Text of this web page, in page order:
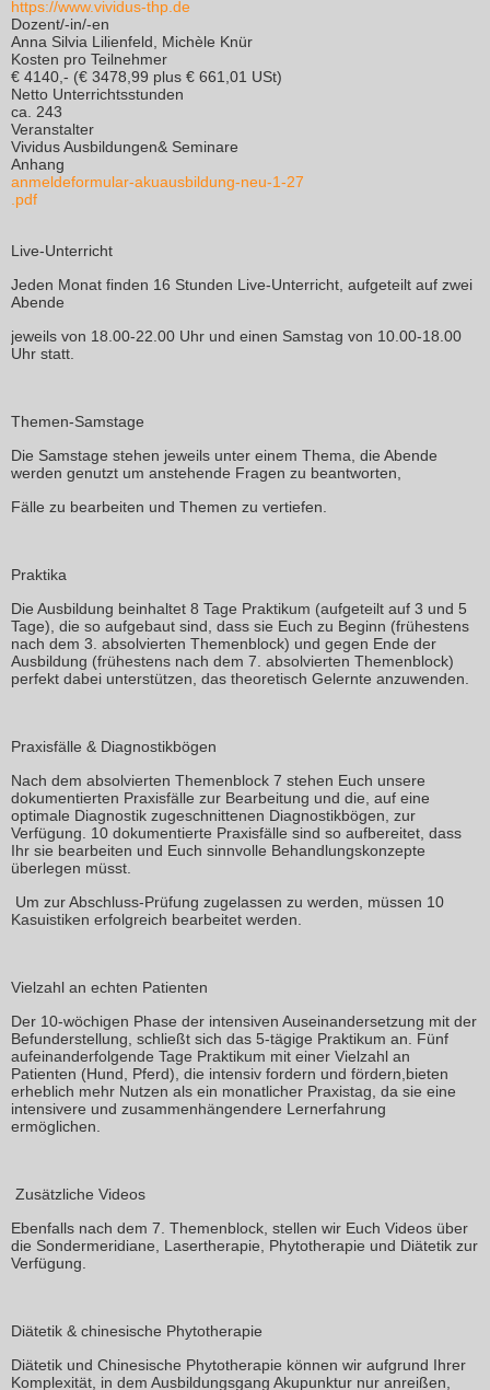
https://www.vividus-thp.de
Dozent/-in/-en
Anna Silvia Lilienfeld, Michèle Knür
Kosten pro Teilnehmer
€ 4140,- (€ 3478,99 plus € 661,01 USt)
Netto Unterrichtsstunden
ca. 243
Veranstalter
Vividus Ausbildungen& Seminare
Anhang
anmeldeformular-akuausbildung-neu-1-27
.pdf
Live-Unterricht
Jeden Monat finden 16 Stunden Live-Unterricht, aufgeteilt auf zwei
Abende
jeweils von 18.00-22.00 Uhr und einen Samstag von 10.00-18.00
Uhr statt.
Themen-Samstage
Die Samstage stehen jeweils unter einem Thema, die Abende
werden genutzt um anstehende Fragen zu beantworten,
Fälle zu bearbeiten und Themen zu vertiefen.
Praktika
Die Ausbildung beinhaltet 8 Tage Praktikum (aufgeteilt auf 3 und 5
Tage), die so aufgebaut sind, dass sie Euch zu Beginn (frühestens
nach dem 3. absolvierten Themenblock) und gegen Ende der
Ausbildung (frühestens nach dem 7. absolvierten Themenblock)
perfekt dabei unterstützen, das theoretisch Gelernte anzuwenden.
Praxisfälle & Diagnostikbögen
Nach dem absolvierten Themenblock 7 stehen Euch unsere
dokumentierten Praxisfälle zur Bearbeitung und die, auf eine
optimale Diagnostik zugeschnittenen Diagnostikbögen, zur
Verfügung. 10 dokumentierte Praxisfälle sind so aufbereitet, dass
Ihr sie bearbeiten und Euch sinnvolle Behandlungskonzepte
überlegen müsst.
Um zur Abschluss-Prüfung zugelassen zu werden, müssen 10
Kasuistiken erfolgreich bearbeitet werden.
Vielzahl an echten Patienten
Der 10-wöchigen Phase der intensiven Auseinandersetzung mit der
Befunderstellung, schließt sich das 5-tägige Praktikum an. Fünf
aufeinanderfolgende Tage Praktikum mit einer Vielzahl an
Patienten (Hund, Pferd), die intensiv fordern und fördern,bieten
erheblich mehr Nutzen als ein monatlicher Praxistag, da sie eine
intensivere und zusammenhängendere Lernerfahrung
ermöglichen.
Zusätzliche Videos
Ebenfalls nach dem 7. Themenblock, stellen wir Euch Videos über
die Sondermeridiane, Lasertherapie, Phytotherapie und Diätetik zur
Verfügung.
Diätetik & chinesische Phytotherapie
Diätetik und Chinesische Phytotherapie können wir aufgrund Ihrer
Komplexität, in dem Ausbildungsgang Akupunktur nur anreißen,